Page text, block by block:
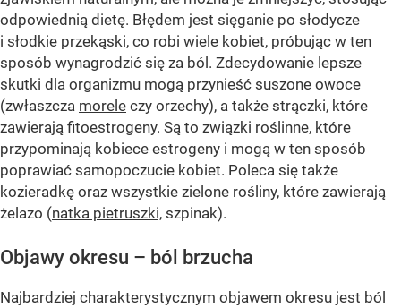
odpowiednią dietę. Błędem jest sięganie po słodycze
i słodkie przekąski, co robi wiele kobiet, próbując w ten
sposób wynagrodzić się za ból. Zdecydowanie lepsze
skutki dla organizmu mogą przynieść suszone owoce
(zwłaszcza morele czy orzechy), a także strączki, które
zawierają fitoestrogeny. Są to związki roślinne, które
przypominają kobiece estrogeny i mogą w ten sposób
poprawiać samopoczucie kobiet. Poleca się także
kozieradkę oraz wszystkie zielone rośliny, które zawierają
żelazo (natka pietruszki, szpinak).
Objawy okresu – ból brzucha
Najbardziej charakterystycznym objawem okresu jest ból